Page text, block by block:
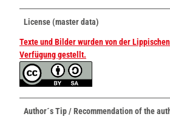
License (master data)
Texte und Bilder wurden von der
Verfügung gestellt.
Author´s Tip / Recommendation of the